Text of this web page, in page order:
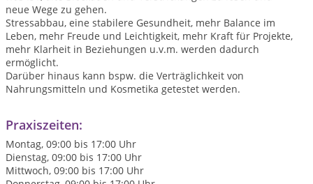
neue Wege zu gehen.
Stressabbau, eine stabilere Gesundheit, mehr Balance im
Leben, mehr Freude und Leichtigkeit, mehr Kraft für Projekte,
mehr Klarheit in Beziehungen u.v.m. werden dadurch
ermöglicht.
Darüber hinaus kann bspw. die Verträglichkeit von
Nahrungsmitteln und Kosmetika getestet werden.
Praxiszeiten:
Montag, 09:00 bis 17:00 Uhr
Dienstag, 09:00 bis 17:00 Uhr
Mittwoch, 09:00 bis 17:00 Uhr